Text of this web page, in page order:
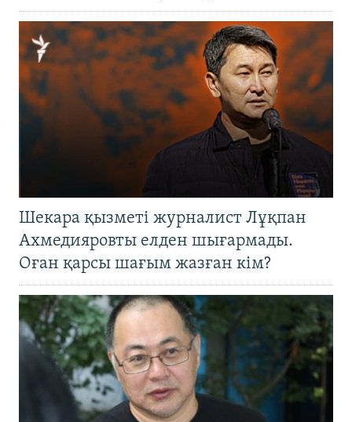
Шекара қызметі журналист Лұқпан
Ахмедияровты елден шығармады.
Оған қарсы шағым жазған кім?